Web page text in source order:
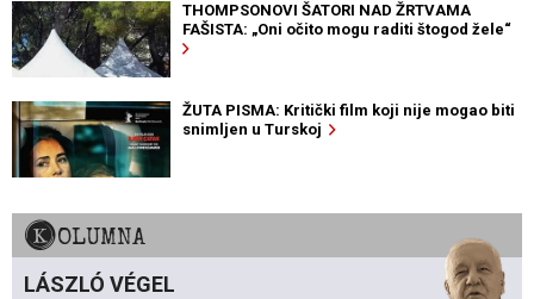
THOMPSONOVI ŠATORI NAD ŽRTVAMA
FAŠISTA: „Oni očito mogu raditi štogod žele“
ŽUTA PISMA: Kritički film koji nije mogao biti
snimljen u Turskoj
KOLUMNA
LÁSZLÓ VÉGEL